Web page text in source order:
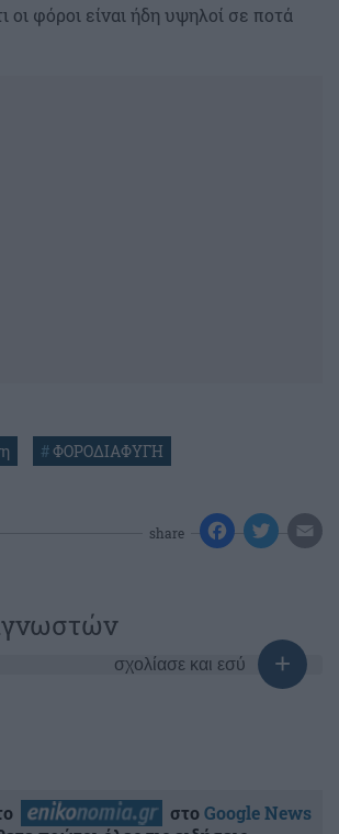
οι φόροι είναι ήδη υψηλοί σε ποτά
#ΦΟΡΟΔΙΑΦΥΓΗ
share
σχολίασε και εσύ
στοGoogle News